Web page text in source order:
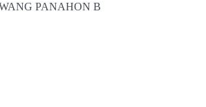
PANAHON B